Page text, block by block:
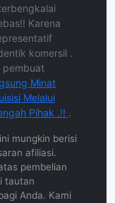
Karena
komersil .
pembuat
Minat
Melalui
Pihak .!! .
mungkin berisi
afiliasi.
pembelian
tautan
Anda. Kami